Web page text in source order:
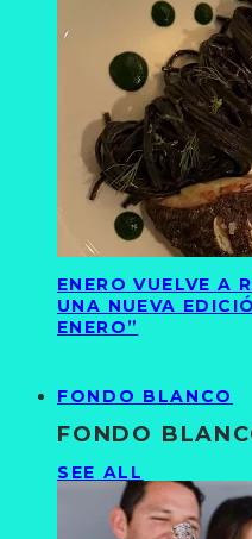
ENERO VUELVE A
UNA NUEVA
ENERO”
FONDO BLANCO
FONDO
SEE ALL